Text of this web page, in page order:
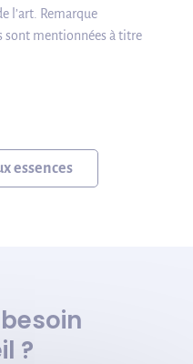
l’art. Remarque
mentionnées à titre
essences
?